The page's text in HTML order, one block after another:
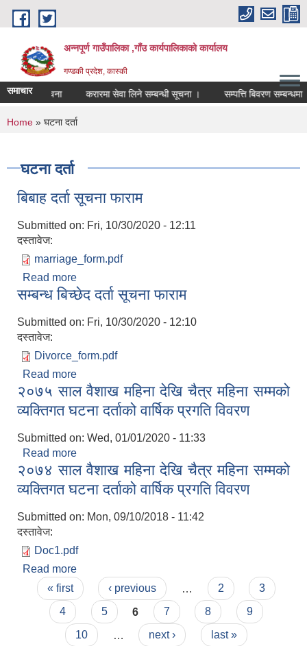
Skip to main content
अन्नपूर्ण गाउँपालिका ,गाँउ कार्यपालिकाको कार्यालय
गण्डकी प्रदेश, कास्की
समाचार
लागि सूचना करारमा सेवा लिने सम्बन्धी सूचना । सम्पत्ति बिवरण सम्बन्धमा
You are here
Home » घटना दर्ता
घटना दर्ता
बिबाह दर्ता सूचना फाराम
Submitted on: Fri, 10/30/2020 - 12:11
दस्तावेज:
marriage_form.pdf
Read more
सम्बन्ध बिच्छेद दर्ता सूचना फाराम
Submitted on: Fri, 10/30/2020 - 12:10
दस्तावेज:
Divorce_form.pdf
Read more
२०७५ साल वैशाख महिना देखि चैत्र महिना सम्मको
व्यक्तिगत घटना दर्ताको वार्षिक प्रगति विवरण
Submitted on: Wed, 01/01/2020 - 11:33
Read more
व्यक्तिगत घटना दर्ताको वार्षिक प्रगति विवरण
२०७४ साल वैशाख महिना देखि चैत्र महिना सम्मको
व्यक्तिगत घटना दर्ताको वार्षिक प्रगति विवरण
Submitted on: Mon, 09/10/2018 - 11:42
दस्तावेज:
Doc1.pdf
Read more
व्यक्तिगत घटना दर्ताको वार्षिक प्रगति विवरण
Pages
« first ‹ previous 2
3
4
5 6 7 8
9
10
next › last »